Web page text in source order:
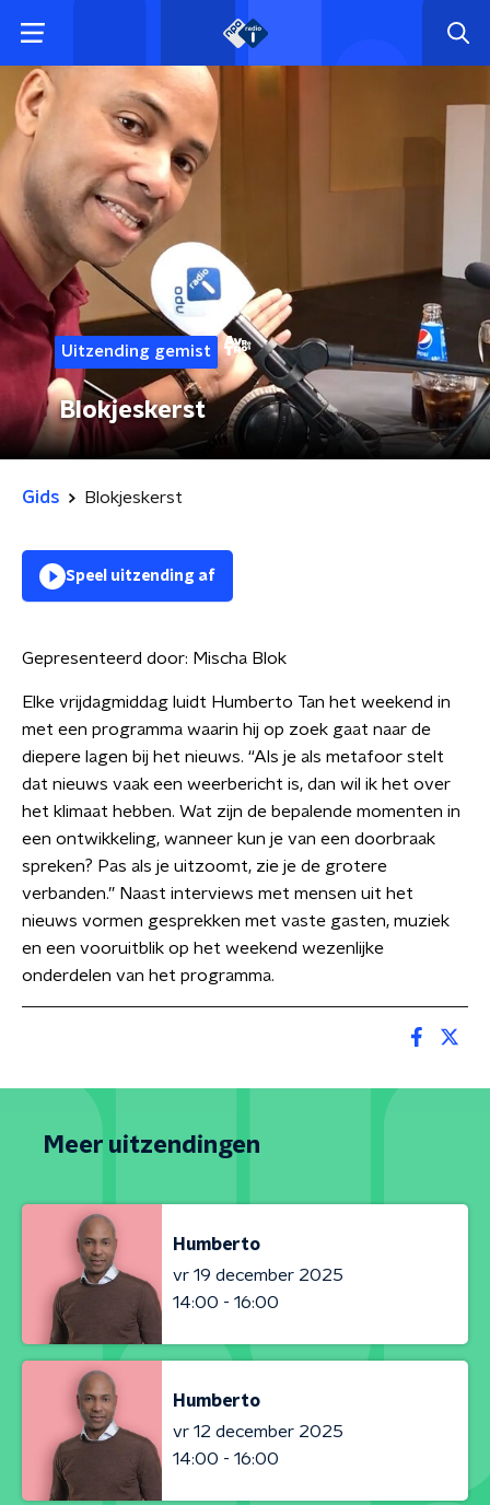
Uitzending gemist
Blokjeskerst
Gids Blokjeskerst
Speel uitzending af
Gepresenteerd door: Mischa Blok
Elke vrijdagmiddag luidt Humberto Tan het weekend in
met een programma waarin hij op zoek gaat naar de
diepere lagen bij het nieuws. “Als je als metafoor stelt
dat nieuws vaak een weerbericht is, dan wil ik het over
het klimaat hebben. Wat zijn de bepalende momenten in
een ontwikkeling, wanneer kun je van een doorbraak
spreken? Pas als je uitzoomt, zie je de grotere
verbanden.” Naast interviews met mensen uit het
nieuws vormen gesprekken met vaste gasten, muziek
en een vooruitblik op het weekend wezenlijke
onderdelen van het programma.
Meer uitzendingen
Humberto
vr 19 december 2025
14:00 - 16:00
Humberto
vr 12 december 2025
14:00 - 16:00